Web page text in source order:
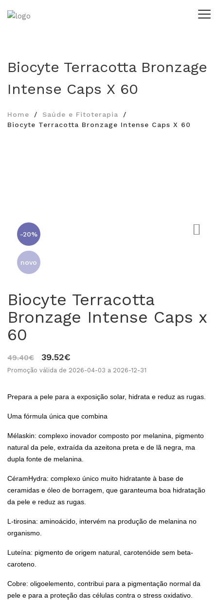
Biocyte Terracotta Bronzage
Intense Caps X 60
Home
Saúde e Fitoterapia
Biocyte Terracotta Bronzage Intense Caps X 60
-20%
novo
Biocyte Terracotta
Bronzage Intense Caps x
60
49.40€ 39.52€
Promoção válida de 2026-04-03 a 2026-12-31
Prepara a pele para a exposição solar, hidrata e reduz as rugas.
Uma fórmula única que combina
Mélaskin: complexo inovador composto por melanina, pigmento
natural da pele, extraída da azeitona preta e de lã negra, ma
dupla fonte de melanina.
CéramHydra: complexo único muito hidratante à base de
ceramidas e óleo de borragem, que garanteuma boa hidratação
da pele e reduz as rugas.
L-tirosina: aminoácido, intervém na produção de melanina no
organismo.
Luteína: pigmento de origem natural, carotenóide sem beta-
caroteno.
Cobre: oligoelemento, contribui para a pigmentação normal da
pele e para a proteção das células contra o stress oxidativo.